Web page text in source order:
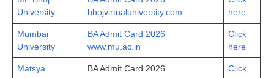
University
bhojvirtualuniversity.com
here
Mumbai
University
BA Admit Card 2026
www.mu.ac.in
Click
here
Matsya
BA Admit Card 2026
Click